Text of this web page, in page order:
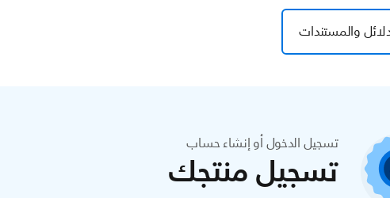
والمستندات
تسجيل الدخول أو إنشاء حساب
تسجيل منتجك